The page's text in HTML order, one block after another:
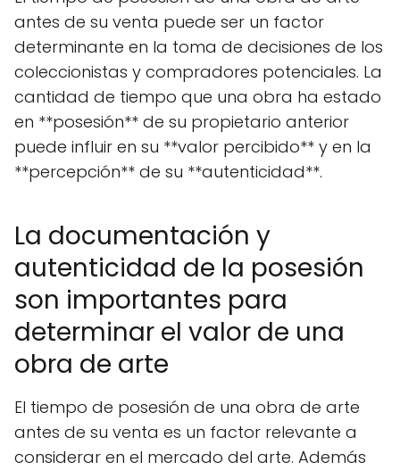
antes de su venta puede ser un factor
determinante en la toma de decisiones de los
coleccionistas y compradores potenciales. La
cantidad de tiempo que una obra ha estado
en **posesión** de su propietario anterior
puede influir en su **valor percibido** y en la
**percepción** de su **autenticidad**.
La documentación y
autenticidad de la posesión
son importantes para
determinar el valor de una
obra de arte
El tiempo de posesión de una obra de arte
antes de su venta es un factor relevante a
considerar en el mercado del arte. Además